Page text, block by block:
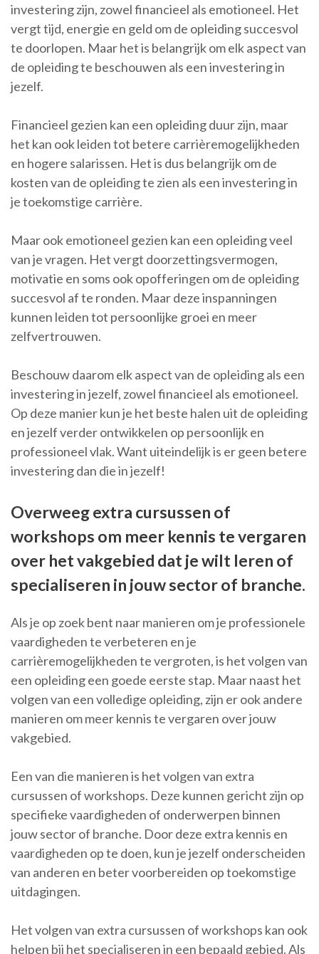
investering zijn, zowel financieel als emotioneel. Het
vergt tijd, energie en geld om de opleiding succesvol
te doorlopen. Maar het is belangrijk om elk aspect van
de opleiding te beschouwen als een investering in
jezelf.
Financieel gezien kan een opleiding duur zijn, maar
het kan ook leiden tot betere carrièremogelijkheden
en hogere salarissen. Het is dus belangrijk om de
kosten van de opleiding te zien als een investering in
je toekomstige carrière.
Maar ook emotioneel gezien kan een opleiding veel
van je vragen. Het vergt doorzettingsvermogen,
motivatie en soms ook opofferingen om de opleiding
succesvol af te ronden. Maar deze inspanningen
kunnen leiden tot persoonlijke groei en meer
zelfvertrouwen.
Beschouw daarom elk aspect van de opleiding als een
investering in jezelf, zowel financieel als emotioneel.
Op deze manier kun je het beste halen uit de opleiding
en jezelf verder ontwikkelen op persoonlijk en
professioneel vlak. Want uiteindelijk is er geen betere
investering dan die in jezelf!
Overweeg extra cursussen of
workshops om meer kennis te vergaren
over het vakgebied dat je wilt leren of
specialiseren in jouw sector of branche.
Als je op zoek bent naar manieren om je professionele
vaardigheden te verbeteren en je
carrièremogelijkheden te vergroten, is het volgen van
een opleiding een goede eerste stap. Maar naast het
volgen van een volledige opleiding, zijn er ook andere
manieren om meer kennis te vergaren over jouw
vakgebied.
Een van die manieren is het volgen van extra
cursussen of workshops. Deze kunnen gericht zijn op
specifieke vaardigheden of onderwerpen binnen
jouw sector of branche. Door deze extra kennis en
vaardigheden op te doen, kun je jezelf onderscheiden
van anderen en beter voorbereiden op toekomstige
uitdagingen.
Het volgen van extra cursussen of workshops kan ook
helpen bij het specialiseren in een bepaald gebied. Als